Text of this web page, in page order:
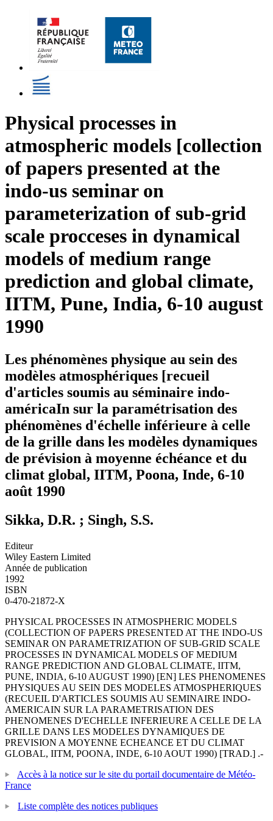
Physical processes in
atmospheric models [collection
of papers presented at the
indo-us seminar on
parameterization of sub-grid
scale procceses in dynamical
models of medium range
prediction and global climate,
IITM, Pune, India, 6-10 august
1990
Les phénomènes physique au sein des
modèles atmosphériques [recueil
d'articles soumis au séminaire indo-
américaIn sur la paramétrisation des
phénomènes d'échelle inférieure à celle
de la grille dans les modèles dynamiques
de prévision à moyenne échéance et du
climat global, IITM, Poona, Inde, 6-10
août 1990
Sikka, D.R. ; Singh, S.S.
Editeur
Wiley Eastern Limited
Année de publication
1992
ISBN
0-470-21872-X
PHYSICAL PROCESSES IN ATMOSPHERIC MODELS
(COLLECTION OF PAPERS PRESENTED AT THE INDO-US
SEMINAR ON PARAMETRIZATION OF SUB-GRID SCALE
PROCESSES IN DYNAMICAL MODELS OF MEDIUM
RANGE PREDICTION AND GLOBAL CLIMATE, IITM,
PUNE, INDIA, 6-10 AUGUST 1990) [EN] LES PHENOMENES
PHYSIQUES AU SEIN DES MODELES ATMOSPHERIQUES
(RECUEIL D'ARTICLES SOUMIS AU SEMINAIRE INDO-
AMERICAIN SUR LA PARAMETRISATION DES
PHENOMENES D'ECHELLE INFERIEURE A CELLE DE LA
GRILLE DANS LES MODELES DYNAMIQUES DE
PREVISION A MOYENNE ECHEANCE ET DU CLIMAT
GLOBAL, IITM, POONA, INDE, 6-10 AOUT 1990) [TRAD.] .-
Accès à la notice sur le site du portail documentaire de Météo-
France
Liste complète des notices publiques